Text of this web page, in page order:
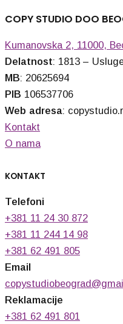
COPY STUDIO DOO
Kumanovska 2, 11000,
Delatnost: 1813 –
MB: 20625694
PIB 106537706
Web adresa:
Kontakt
O nama
KONTAKT
Telefoni
+381 11 24 30 872
+381 11 244 14 98
+381 62 491 805
Email
Reklamacije
+381 62 491 801